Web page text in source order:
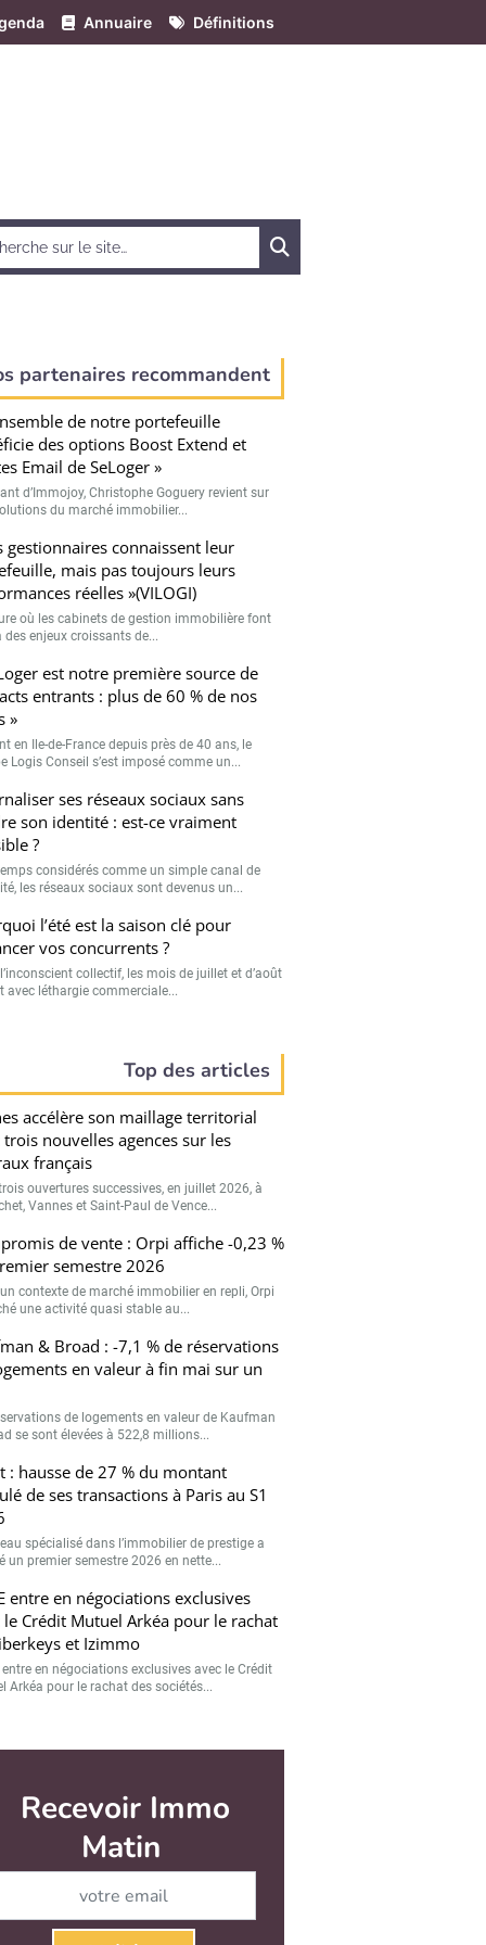
Annuaire Définitions
partenaires recommandent
de notre portefeuille
des options Boost Extend et
Email de SeLoger »
d’Immojoy, Christophe Goguery revient sur
du marché immobilier...
gestionnaires connaissent leur
mais pas toujours leurs
réelles »(VILOGI)
où les cabinets de gestion immobilière font
des enjeux croissants de...
est notre première source de
entrants : plus de 60 % de nos
»
en Ile-de-France depuis près de 40 ans, le
Logis Conseil s’est imposé comme un...
ses réseaux sociaux sans
son identité : est-ce vraiment
?
considérés comme un simple canal de
les réseaux sociaux sont devenus un...
l’été est la saison clé pour
vos concurrents ?
collectif, les mois de juillet et d’août
avec léthargie commerciale...
Top des articles
accélère son maillage territorial
trois nouvelles agences sur les
français
ouvertures successives, en juillet 2026, à
Vannes et Saint-Paul de Vence...
de vente : Orpi affiche -0,23 %
semestre 2026
contexte de marché immobilier en repli, Orpi
une activité quasi stable au...
& Broad : -7,1 % de réservations
en valeur à fin mai sur un
de logements en valeur de Kaufman
se sont élevées à 522,8 millions...
: hausse de 27 % du montant
de ses transactions à Paris au S1
spécialisé dans l’immobilier de prestige a
un premier semestre 2026 en nette...
entre en négociations exclusives
le Crédit Mutuel Arkéa pour le rachat
et Izimmo
entre en négociations exclusives avec le Crédit
Arkéa pour le rachat des sociétés...